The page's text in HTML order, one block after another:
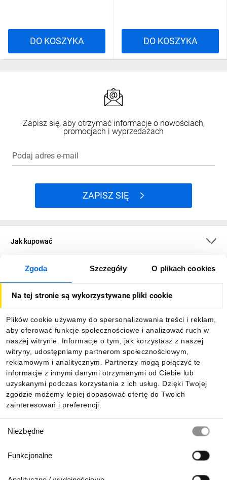
Zgoda Szczegóły O plikach cookies
Na tej stronie są wykorzystywane pliki cookie
Plików cookie używamy do spersonalizowania treści i reklam,
aby oferować funkcje społecznościowe i analizować ruch w
naszej witrynie. Informacje o tym, jak korzystasz z naszej
witryny, udostępniamy partnerom społecznościowym,
reklamowym i analitycznym. Partnerzy mogą połączyć te
informacje z innymi danymi otrzymanymi od Ciebie lub
uzyskanymi podczas korzystania z ich usług. Dzięki Twojej
zgodzie możemy lepiej dopasować ofertę do Twoich
zainteresowań i preferencji.
zgody
Niezbędne
Funkcjonalne
DO KOSZYKA DO KOSZYKA
Zapisz się, aby otrzymać informacje o nowościach,
promocjach i wyprzedażach
Podaj adres e-mail
ZAPISZ SIĘ
Jak kupować
O firmie
Informacje
Pobierz naszą aplikację mobilną: